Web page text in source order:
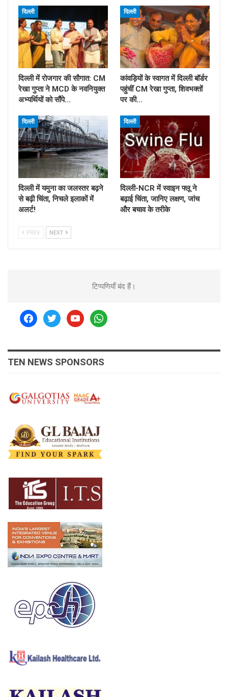
दिल्ली
दिल्ली में रोजगार की सौगात: CM
रेखा गुप्ता ने MCD के नवनियुक्त
अभ्यर्थियों को सौंपे…
दिल्ली
कांवड़ियों के स्वागत में दिल्ली बॉर्डर
पहुंचीं CM रेखा गुप्ता, शिवभक्तों
पर की…
दिल्ली
दिल्ली में यमुना का जलस्तर बढ़ने
से बढ़ी चिंता, निचले इलाकों में
अलर्ट!
दिल्ली
दिल्ली-NCR में स्वाइन फ्लू ने
बढ़ाई चिंता, जानिए लक्षण, जांच
और बचाव के तरीके
PREV NEXT
टिप्पणियाँ बंद हैं।
facebooktwitteryoutubewhatsapp
TEN NEWS SPONSORS